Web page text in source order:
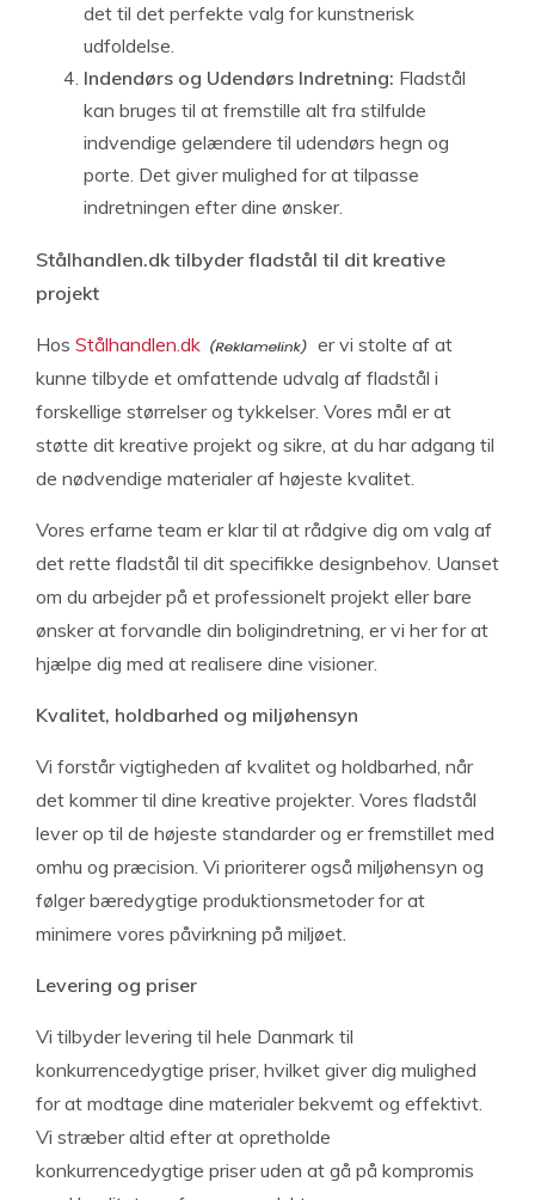
det til det perfekte valg for kunstnerisk
udfoldelse.
Indendørs og Udendørs Indretning: Fladstål
kan bruges til at fremstille alt fra stilfulde
indvendige gelændere til udendørs hegn og
porte. Det giver mulighed for at tilpasse
indretningen efter dine ønsker.
Stålhandlen.dk tilbyder fladstål til dit kreative
projekt
Hos Stålhandlen.dk
er vi stolte af at
kunne tilbyde et omfattende udvalg af fladstål i
forskellige størrelser og tykkelser. Vores mål er at
støtte dit kreative projekt og sikre, at du har adgang til
de nødvendige materialer af højeste kvalitet.
Vores erfarne team er klar til at rådgive dig om valg af
det rette fladstål til dit specifikke designbehov. Uanset
om du arbejder på et professionelt projekt eller bare
ønsker at forvandle din boligindretning, er vi her for at
hjælpe dig med at realisere dine visioner.
Kvalitet, holdbarhed og miljøhensyn
Vi forstår vigtigheden af kvalitet og holdbarhed, når
det kommer til dine kreative projekter. Vores fladstål
lever op til de højeste standarder og er fremstillet med
omhu og præcision. Vi prioriterer også miljøhensyn og
følger bæredygtige produktionsmetoder for at
minimere vores påvirkning på miljøet.
Levering og priser
Vi tilbyder levering til hele Danmark til
konkurrencedygtige priser, hvilket giver dig mulighed
for at modtage dine materialer bekvemt og effektivt.
Vi stræber altid efter at opretholde
konkurrencedygtige priser uden at gå på kompromis